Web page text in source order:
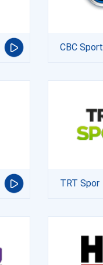
CBC Sport
TRT Spor